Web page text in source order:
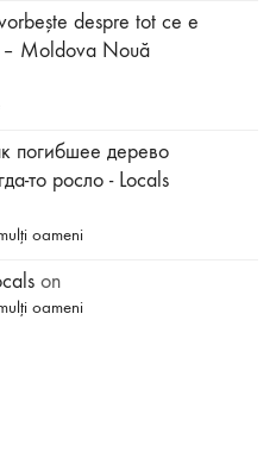
despre tot ce e
– Moldova Nouă
погибшее дерево
то росло - Locals
oameni
on
oameni